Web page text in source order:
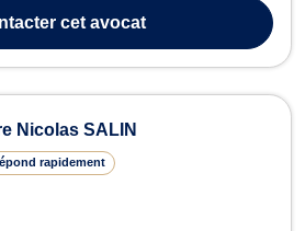
de nom, le PACS ou tout ce
cet avocat
Nicolas SALIN
rapidement